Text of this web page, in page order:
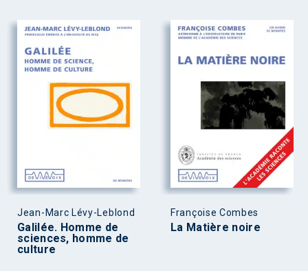
Jean-Marc Lévy-Leblond
Galilée. Homme de
sciences, homme de
culture
Françoise Combes
La Matière noire